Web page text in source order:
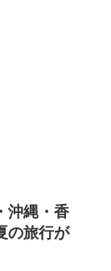
沖縄・香
の旅行が